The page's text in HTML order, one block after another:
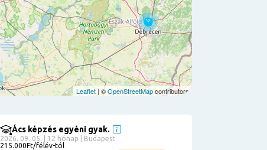
Leaflet | ©OpenStreetMapcontributors
Ács képzés egyéni gyak.
2026. 09. 05. | 12 hónap | Budapest
215.000Ft/félév-tól